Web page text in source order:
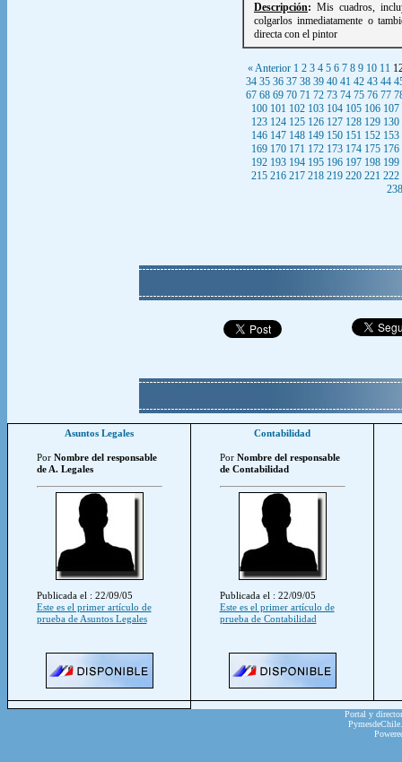
Descripción: Mis cuadros,
colgarlos inmediatamente o
directa con el pintor
« Anterior 1 2 3 4 5 6 7 8 9 10 11
34 35 36 37 38 39 40 41 42 43 44
67 68 69 70 71 72 73 74 75 76 77
100 101 102 103 104 105 106 107
123 124 125 126 127 128 129 130
146 147 148 149 150 151 152 153
169 170 171 172 173 174 175 176
192 193 194 195 196 197 198 199
215 216 217 218 219 220 221 222
238
Asuntos Legales
Por Nombre del responsable
de A. Legales
Publicada el : 22/09/05
Este es el primer artículo de
prueba de Asuntos Legales
Contabilidad
Por Nombre del responsable
de Contabilidad
Publicada el : 22/09/05
Este es el primer artículo de
prueba de Contabilidad
Portal y